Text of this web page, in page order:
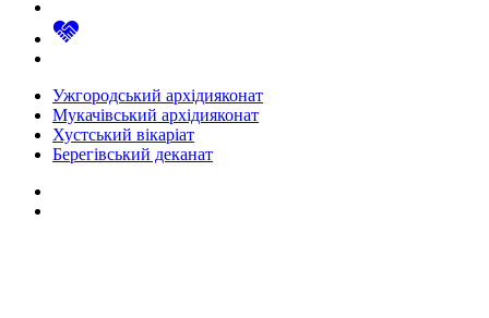
Ужгородський архідияконат
Мукачівський архідияконат
Хустський вікаріат
Берегівський деканат